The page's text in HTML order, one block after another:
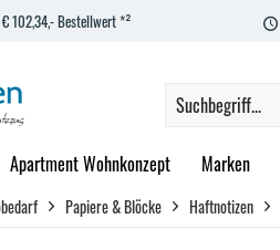
102,34,- Bestellwert *²
Apartment Wohnkonzept Marken
Papiere & Blöcke Haftnotizen